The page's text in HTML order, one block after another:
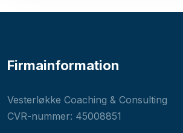
Firmainformation
Vesterløkke Coaching & Consulting
CVR-nummer: 45008851